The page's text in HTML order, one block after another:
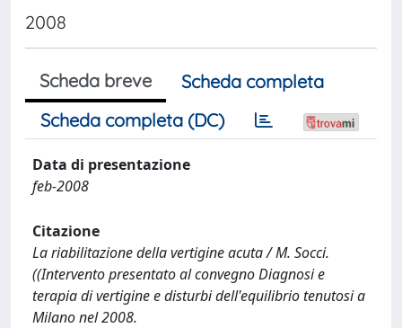
2008
Scheda breve
Scheda completa
Scheda completa (DC)
Data di presentazione
feb-2008
Citazione
La riabilitazione della vertigine acuta / M. Socci.
((Intervento presentato al convegno Diagnosi e
terapia di vertigine e disturbi dell'equilibrio tenutosi a
Milano nel 2008.